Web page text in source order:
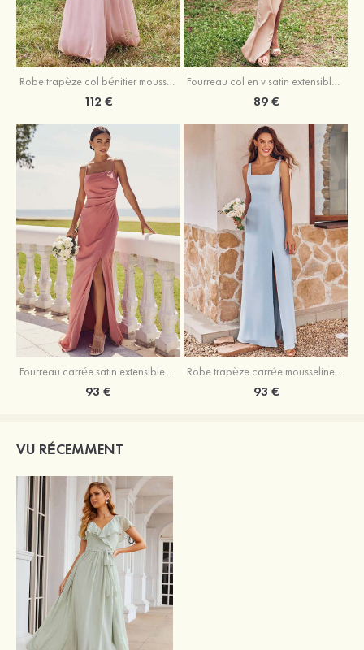
Robe trapèze col bénitier mousseline ras du sol robe de demoiselle d'honneur
112 €
Fourreau col en v satin extensible asymétrique robe de demoiselle d'honneur
89 €
93 € 93 €
VU RÉCEMMENT